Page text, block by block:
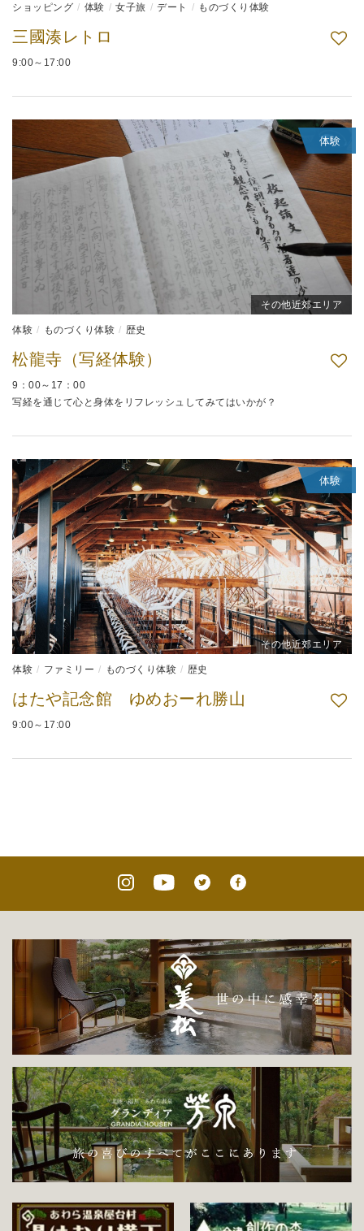
ショッピング 体験 女子旅 デート ものづくり体験
三國湊レトロ
9:00～17:00
体験
その他近郊エリア
体験 ものづくり体験 歴史
松龍寺（写経体験）
9：00～17：00
写経を通じて心と身体をリフレッシュしてみてはいかが？
体験
その他近郊エリア
体験 ファミリー ものづくり体験 歴史
はたや記念館 ゆめおーれ勝山
9:00～17:00